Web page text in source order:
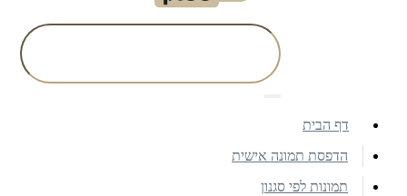
דף הבית
הדפסת תמונה אישית
תמונות לפי סגנון